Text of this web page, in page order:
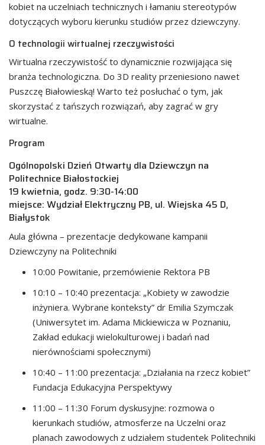
kobiet na uczelniach technicznych i łamaniu stereotypów
dotyczących wyboru kierunku studiów przez dziewczyny.
O technologii wirtualnej rzeczywistości
Wirtualna rzeczywistość to dynamicznie rozwijająca się
branża technologiczna. Do 3D reality przeniesiono nawet
Puszczę Białowieską! Warto też posłuchać o tym, jak
skorzystać z tańszych rozwiązań, aby zagrać w gry
wirtualne.
Program
Ogólnopolski Dzień Otwarty dla Dziewczyn na
Politechnice Białostockiej
19 kwietnia, godz. 9:30-14:00
miejsce: Wydział Elektryczny PB, ul. Wiejska 45 D,
Białystok
Aula główna – prezentacje dedykowane kampanii
Dziewczyny na Politechniki
10:00 Powitanie, przemówienie Rektora PB
10:10 – 10:40 prezentacja: „Kobiety w zawodzie
inżyniera. Wybrane konteksty” dr Emilia Szymczak
(Uniwersytet im. Adama Mickiewicza w Poznaniu,
Zakład edukacji wielokulturowej i badań nad
nierównościami społecznymi)
10:40 – 11:00 prezentacja: „Działania na rzecz kobiet”
Fundacja Edukacyjna Perspektywy
11:00 – 11:30 Forum dyskusyjne: rozmowa o
kierunkach studiów, atmosferze na Uczelni oraz
planach zawodowych z udziałem studentek Politechniki